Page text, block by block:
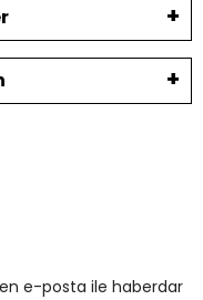
e-posta ile haberdar